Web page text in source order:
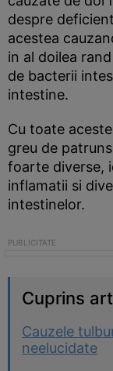
despre
acestea
in al doilea
de bacterii
intestine.
Cu toate
greu de
foarte diverse,
inflamatii si
intestinelor.
Cuprins
Cauzele
neelucidate